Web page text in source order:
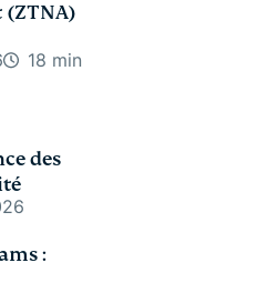
(ZTNA)
18 min
des
: